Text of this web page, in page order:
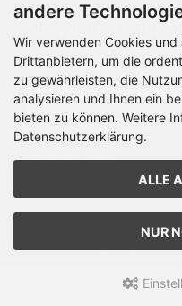
Newsletter-
E-Mail-Adresse:
Der Newsletter kann
HELLEMANN
andere
Wir verwenden Cookies
Drittanbietern, um die
zu gewährleisten, die
analysieren und Ihnen ein
bieten zu können. Weitere
Datenschutzerklärung.
ALLE
NUR